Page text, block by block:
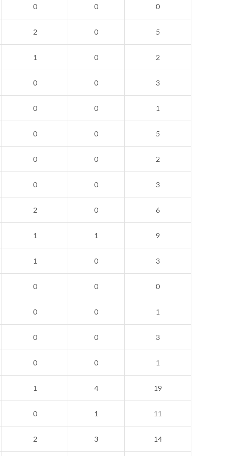
0 0 0
2 0 5
1 0 2
0 0 3
0 0 1
0 0 5
0 0 2
0 0 3
2 0 6
1 1 9
1 0 3
0 0 0
0 0 1
0 0 3
0 0 1
1 4 19
0 1 11
2 3 14